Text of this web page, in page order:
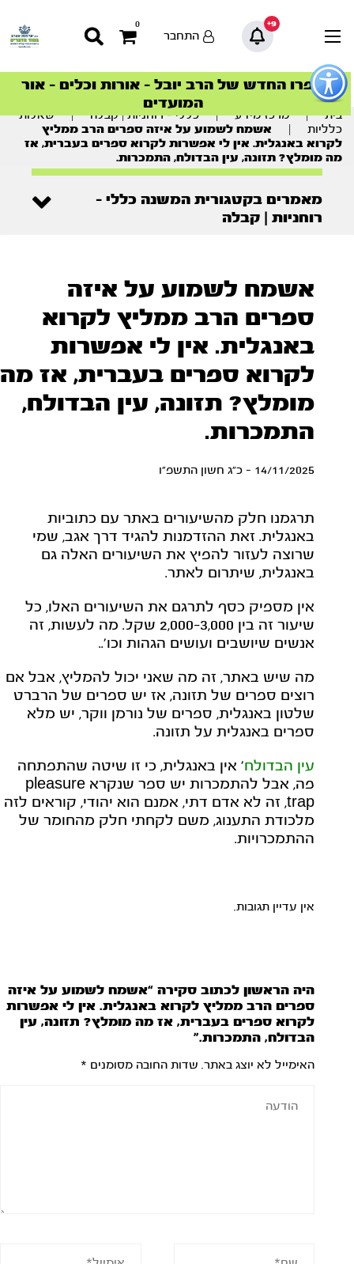
כפתור
לפתיחת
תפריט
9+
0
התחבר
סדרות הפודקאסטים
הסדרה המובילה החודש – דרך המלך
ספרו החדש של הרב יובל – אורות וכלים – אור
המועדים
הצטרפו למהפכת הבריאות הטבעית >
סדרות הפודקאסטים
הסדרה המובילה החודש – דרך המלך
בית | מרכז מידע | כללי - רוחניות | קבלה |
שאלות
כלליות
אשמח לשמוע על איזה ספרים הרב ממליץ
לקרוא באנגלית. אין לי אפשרות לקרוא ספרים בעברית, אז
מה מומלץ? תזונה, עין הבדולח, התמכרות.
מאמרים בקטגורית המשנה כללי -
רוחניות | קבלה
אשמח לשמוע על איזה
ספרים הרב ממליץ לקרוא
באנגלית. אין לי אפשרות
לקרוא ספרים בעברית, אז מה
מומלץ? תזונה, עין הבדולח,
התמכרות.
14/11/2025 - כ"ג חשון התשפ"ו
תרגמנו חלק מהשיעורים באתר עם כתוביות
באנגלית. זאת ההזדמנות להגיד דרך אגב, שמי
שרוצה לעזור להפיץ את השיעורים האלה גם
באנגלית, שיתרום לאתר.
אין מספיק כסף לתרגם את השיעורים האלו, כל
שיעור זה בין 2,000-3,000 שקל. מה לעשות, זה
אנשים שיושבים ועושים הגהות וכו'..
מה שיש באתר, זה מה שאני יכול להמליץ, אבל אם
רוצים ספרים של תזונה, אז יש ספרים של הרברט
שלטון באנגלית, ספרים של נורמן ווקר, יש מלא
ספרים באנגלית על תזונה.
עין הבדולח' אין באנגלית, כי זו שיטה שהתפתחה
פה, אבל להתמכרות יש ספר שנקרא pleasure
trap, זה לא אדם דתי, אמנם הוא יהודי, קוראים לזה
מלכודת התענוג, משם לקחתי חלק מהחומר של
ההתמכרויות.
אין עדיין תגובות.
היה הראשון לכתוב סקירה “אשמח לשמוע על איזה
ספרים הרב ממליץ לקרוא באנגלית. אין לי אפשרות
לקרוא ספרים בעברית, אז מה מומלץ? תזונה, עין
הבדולח, התמכרות.”
האימייל לא יוצג באתר. שדות החובה מסומנים *